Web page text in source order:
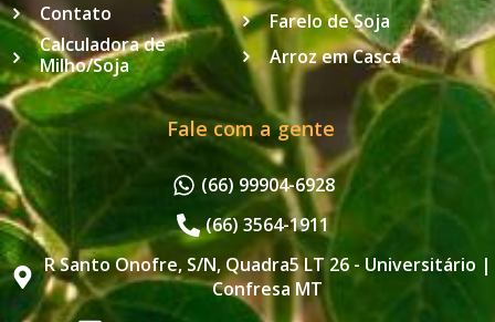
Contato
Calculadora de
Milho/Soja
Farelo de Soja
Arroz em Casca
Fale com a gente
(66) 99904-6928
(66) 3564-1911
R Santo Onofre, S/N, Quadra5 LT 26 - Universitário |
Confresa MT